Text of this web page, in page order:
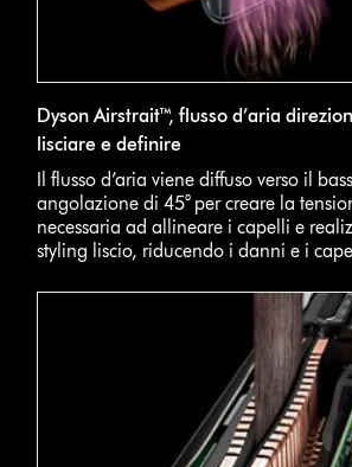
Dyson Airstrait™, flusso d’aria
lisciare e definire
Il flusso d’aria viene diffuso verso il
angolazione di 45° per creare la
necessaria ad allineare i capelli e
styling liscio, riducendo i danni e i